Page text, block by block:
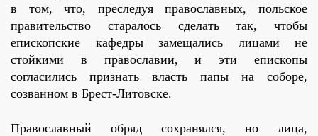
в том, что, преследуя православных, польское
правительство старалось сделать так, чтобы
епископские кафедры замещались лицами не
стойкими в православии, и эти епископы
согласились признать власть папы на соборе,
созванном в Брест-Литовске.
Православный обряд сохранялся, но лица,